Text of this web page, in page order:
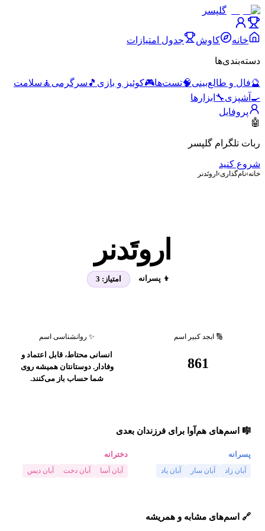
گلپسر
خانه کاوش جدول امتیازات
دسته‌بندی‌ها
🔮فال و طالع‌بینی🧠تست‌ها🎮کوئیز و بازی 🎵 سرگرمی 🧘 سلامت
🍳 آشپزی🔧 ابزارها
پروفایل
🤖
ربات تلگرام گلپسر
شروع کنید
خانه›نام‌گذاری› اروتَدنر
اروتَدنر
👦 پسرانه امتیاز: 3
🔢 ابجد کبیر اسم
861
✨ روانشناسی اسم
انسانی محتاط، قابل اعتماد و
وفادار. دوستانتان همیشه روی
شما حساب باز می‌کنند.
🎼 اسم‌های هم‌آوا برای فرزندان بعدی
پسرانه
آبان زاد آبان سار آبان یاد
دخترانه
آبان آسا آبان دخت آبان دیس
🔗 اسم‌های مشابه و همریشه